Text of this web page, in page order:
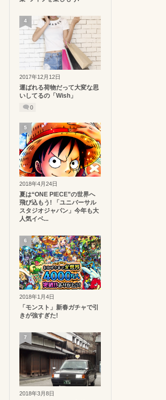
2017年12月12日
運ばれる荷物だって大変な思
いしてるの「Wish」
0
4
2018年4月24日
夏は“ONE PIECE”の世界へ
飛び込もう! 「ユニバーサル
スタジオジャパン」今年も大
人気イベ...
5
2018年1月4日
「モンスト」新春ガチャで引
きが強すぎた!
6
2018年3月8日
7